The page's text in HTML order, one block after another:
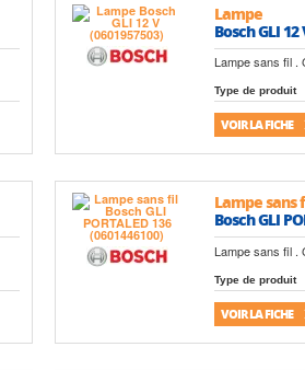
Lampe
Bosch GLI 12
Lampe sans fil .
Type de produit
VOIR LA FICHE
Lampe sans
Bosch GLI
Lampe sans fil .
Type de produit
VOIR LA FICHE